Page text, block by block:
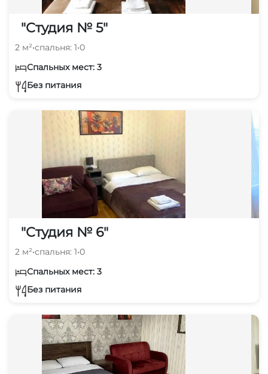
"Студия № 5"
2 м²•спальня: 1•0
Спальных мест: 3
Без питания
"Студия № 6"
2 м²•спальня: 1•0
Спальных мест: 3
Без питания